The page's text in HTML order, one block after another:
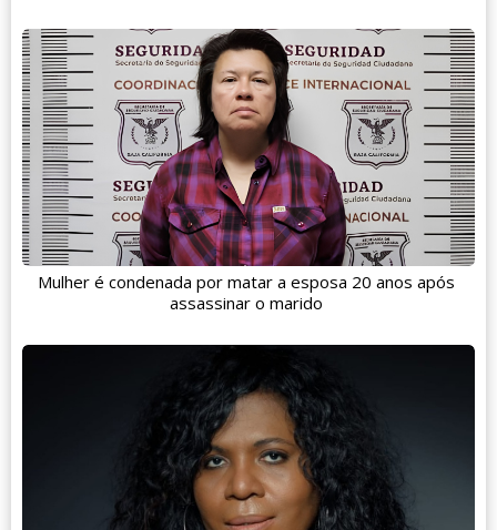
Mulher é condenada por matar a esposa 20 anos após
assassinar o marido